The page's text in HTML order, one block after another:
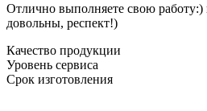
Отлично выполняете свою работу:)
довольны, респект!)
Качество продукции
Уровень сервиса
Срок изготовления